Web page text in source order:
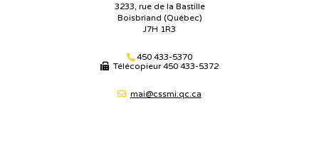
3233, rue de la Bastille
Boisbriand (Québec)
J7H 1R3
450 433-5370
Télécopieur450 433-5372
mai@cssmi.qc.ca